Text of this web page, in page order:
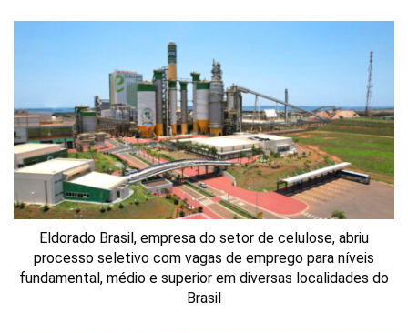
Eldorado Brasil, empresa do setor de celulose, abriu
processo seletivo com vagas de emprego para níveis
fundamental, médio e superior em diversas localidades do
Brasil